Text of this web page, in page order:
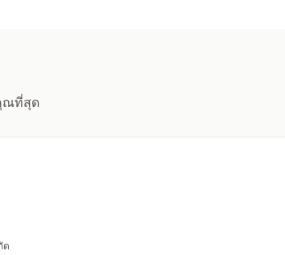
ต
ณที่สุด
ด